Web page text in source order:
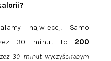
najwięcej. Samo
30 minut to 200
30 minut wyczyściłabym